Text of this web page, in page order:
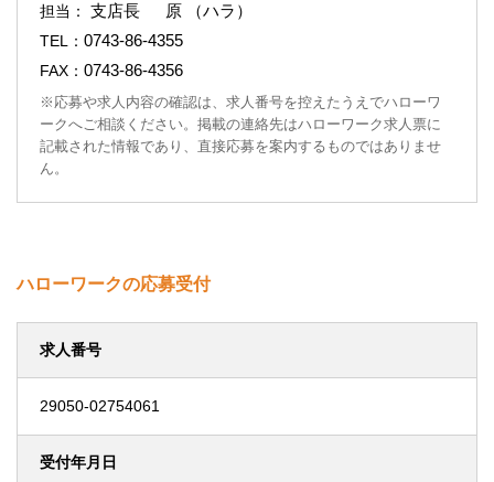
担当： 支店長 原 （ハラ）
TEL： 0743-86-4355
FAX： 0743-86-4356
※応募や求人内容の確認は、求人番号を控えたうえでハローワ
ークへご相談ください。掲載の連絡先はハローワーク求人票に
記載された情報であり、直接応募を案内するものではありませ
ん。
ハローワークの応募受付
求人番号
29050-02754061
受付年月日